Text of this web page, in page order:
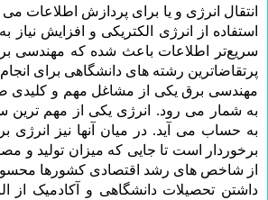
انتقال انرژی و یا برای پردازش اطلاعات
استفاده از انرژی الکتریکی و افزایش نیاز
سریع‌تر اطلاعات باعث شده که مهندسی
پرتقاضاترین رشته های دانشگاهی برای انجام
مهندسی برق یکی از مشاغل مهم و کلیدی
به شمار می رود. انرژی یکی از مهم ترین
به حساب می آید. در میان آنها نیز انرژی
برخوردار است تا جایی که میزان تولید و
از شاخص های رشد اقتصادی کشورها
داشتن تحصیلات دانشگاهی و آکادمیک از